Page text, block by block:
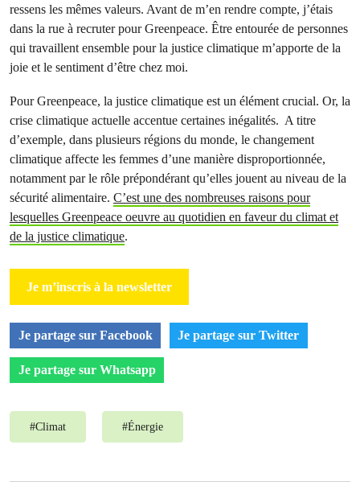
ressens les mêmes valeurs. Avant de m’en rendre compte, j’étais
dans la rue à recruter pour Greenpeace. Être entourée de personnes
qui travaillent ensemble pour la justice climatique m’apporte de la
joie et le sentiment d’être chez moi.
Pour Greenpeace, la justice climatique est un élément crucial. Or, la
crise climatique actuelle accentue certaines inégalités. A titre
d’exemple, dans plusieurs régions du monde, le changement
climatique affecte les femmes d’une manière disproportionnée,
notamment par le rôle prépondérant qu’elles jouent au niveau de la
sécurité alimentaire. C’est une des nombreuses raisons pour
lesquelles Greenpeace oeuvre au quotidien en faveur du climat et
de la justice climatique.
Je m’inscris à la newsletter
Je partage sur Facebook Je partage sur Twitter
Je partage sur Whatsapp
#Climat #Énergie